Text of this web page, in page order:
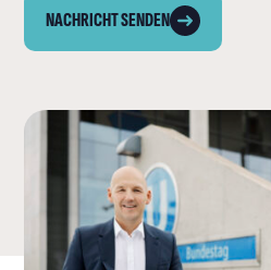
NACHRICHT SENDEN